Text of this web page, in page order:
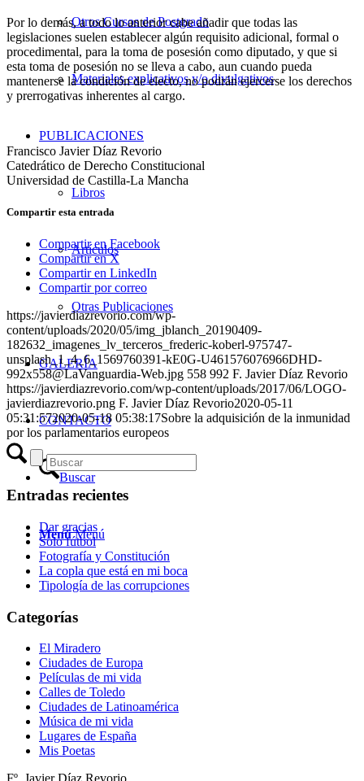
Otros Cursos de Postgrado
Materiales explicativos y/o divulgativos
PUBLICACIONES
Libros
Artículos
Otras Publicaciones
GALERÍA
CONTACTO
Buscar
Menú Menú
Por lo demás, a todo lo anterior cabe añadir que todas las
legislaciones suelen establecer algún requisito adicional, formal o
procedimental, para la toma de posesión como diputado, y que si
esta toma de posesión no se lleva a cabo, aun cuando pueda
mantenerse la condición de electo, no podrán ejercerse los derechos
y prerrogativas inherentes al cargo.
Francisco Javier Díaz Revorio
Catedrático de Derecho Constitucional
Universidad de Castilla-La Mancha
Compartir esta entrada
Compartir en Facebook
Compartir en X
Compartir en LinkedIn
Compartir por correo
https://javierdiazrevorio.com/wp-
content/uploads/2020/05/img_jblanch_20190409-
182632_imagenes_lv_terceros_frederic-koberl-975747-
unsplash_1_4_6_1569760391-kE0G-U461576076966DHD-
992x558@LaVanguardia-Web.jpg 558 992 F. Javier Díaz Revorio
https://javierdiazrevorio.com/wp-content/uploads/2017/06/LOGO-
javierdiazrevorio.png F. Javier Díaz Revorio2020-05-11
05:31:572020-05-18 05:38:17Sobre la adquisición de la inmunidad
por los parlamentarios europeos
Entradas recientes
Dar gracias
Solo fútbol
Fotografía y Constitución
La copla que está en mi boca
Tipología de las corrupciones
Categorías
El Miradero
Ciudades de Europa
Películas de mi vida
Calles de Toledo
Ciudades de Latinoamérica
Música de mi vida
Lugares de España
Mis Poetas